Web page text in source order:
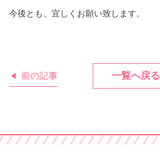
今後とも、宜しくお願い致します。
前の記事 一覧へ戻る